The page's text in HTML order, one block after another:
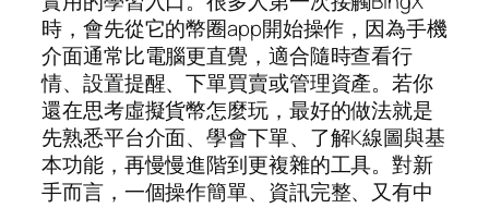
時，會先從它的幣圈app開始操作，因為手機
介面通常比電腦更直覺，適合隨時查看行
情、設置提醒、下單買賣或管理資產。若你
還在思考虛擬貨幣怎麼玩，最好的做法就是
先熟悉平台介面、學會下單、了解K線圖與基
本功能，再慢慢進階到更複雜的工具。對新
手而言，一個操作簡單、資訊完整、又有中